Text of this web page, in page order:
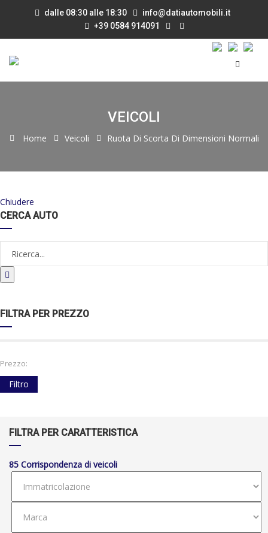
dalle 08:30 alle 18:30
info@datiautomobili.it
+39 0584 914091
VEICOLI
Home Veicoli Ruota Di Scorta Di Dimensioni Normali
Chiudere
CERCA AUTO
FILTRA PER PREZZO
Prezzo:
Filtro
FILTRA PER CARATTERISTICA
85 Corrispondenza di veicoli